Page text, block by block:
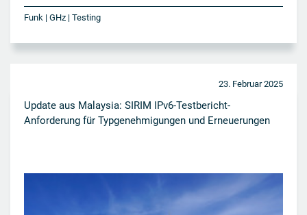
Funk | GHz | Testing
23. Februar 2025
Update aus Malaysia: SIRIM IPv6-Testbericht-
Anforderung für Typgenehmigungen und Erneuerungen